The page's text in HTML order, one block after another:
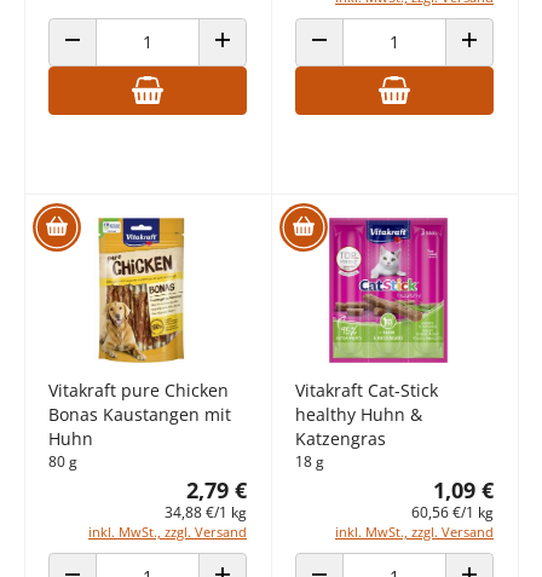
ANZAHL VERRINGERN ANZAHL ERHÖHENANZAHL VERRINGERN ANZAHL
Vitakraft pure Chicken
Bonas Kaustangen mit
Huhn
80 g
2,79 €
34,88 €/1 kg
inkl. MwSt., zzgl. Versand
Vitakraft Cat-Stick
healthy Huhn &
Katzengras
18 g
1,09 €
60,56 €/1 kg
inkl. MwSt., zzgl. Versand